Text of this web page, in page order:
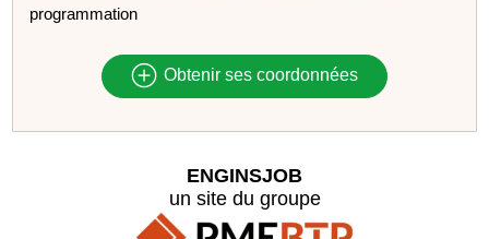
programmation
Obtenir ses coordonnées
ENGINSJOB
un site du groupe